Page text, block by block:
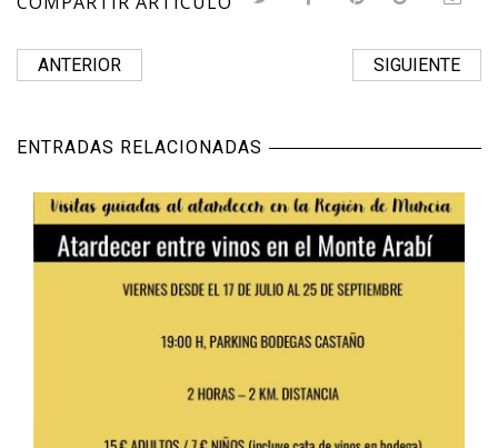
ANTERIOR SIGUIENTE
ENTRADAS RELACIONADAS